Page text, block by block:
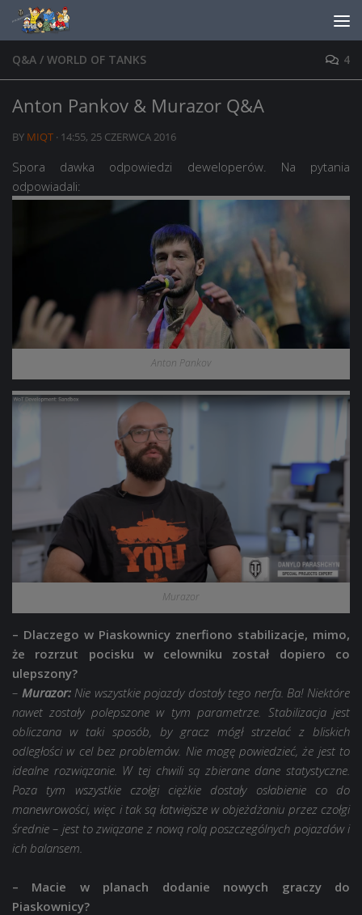
Skip to content
Q&A / WORLD OF TANKS 4
Anton Pankov & Murazor Q&A
BY MIQT · 14:55, 25 CZERWCA 2016
Spora dawka odpowiedzi deweloperów. Na pytania
odpowiadali:
Anton Pankov
Murazor
– Dlaczego w Piaskownicy znerfiono stabilizacje, mimo,
że rozrzut pocisku w celowniku został dopiero co
ulepszony?
– Murazor:Nie wszystkie pojazdy dostały tego nerfa. Ba! Niektóre
nawet zostały polepszone w tym parametrze. Stabilizacja jest
obliczana w taki sposób, by gracz mógł strzelać z bliskich
odległości w cel bez problemów. Nie mogę powiedzieć, że jest to
idealne rozwiązanie. W tej chwili są zbierane dane statystyczne.
Poza tym wszystkie czołgi ciężkie dostały osłabienie co do
manewrowości, więc i tak są łatwiejsze w objeżdżaniu przez czołgi
średnie – jest to związane z nową rolą poszczególnych pojazdów i
ich balansem.
– Macie w planach dodanie nowych graczy do
Piaskownicy?